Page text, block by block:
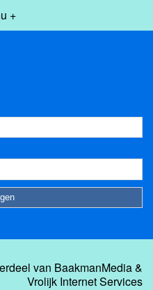
+
van BaakmanMedia&
Vrolijk Internet Services